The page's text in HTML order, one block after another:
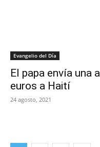
Evangelio del Día
El papa envía una
euros a Haití
24 agosto, 2021